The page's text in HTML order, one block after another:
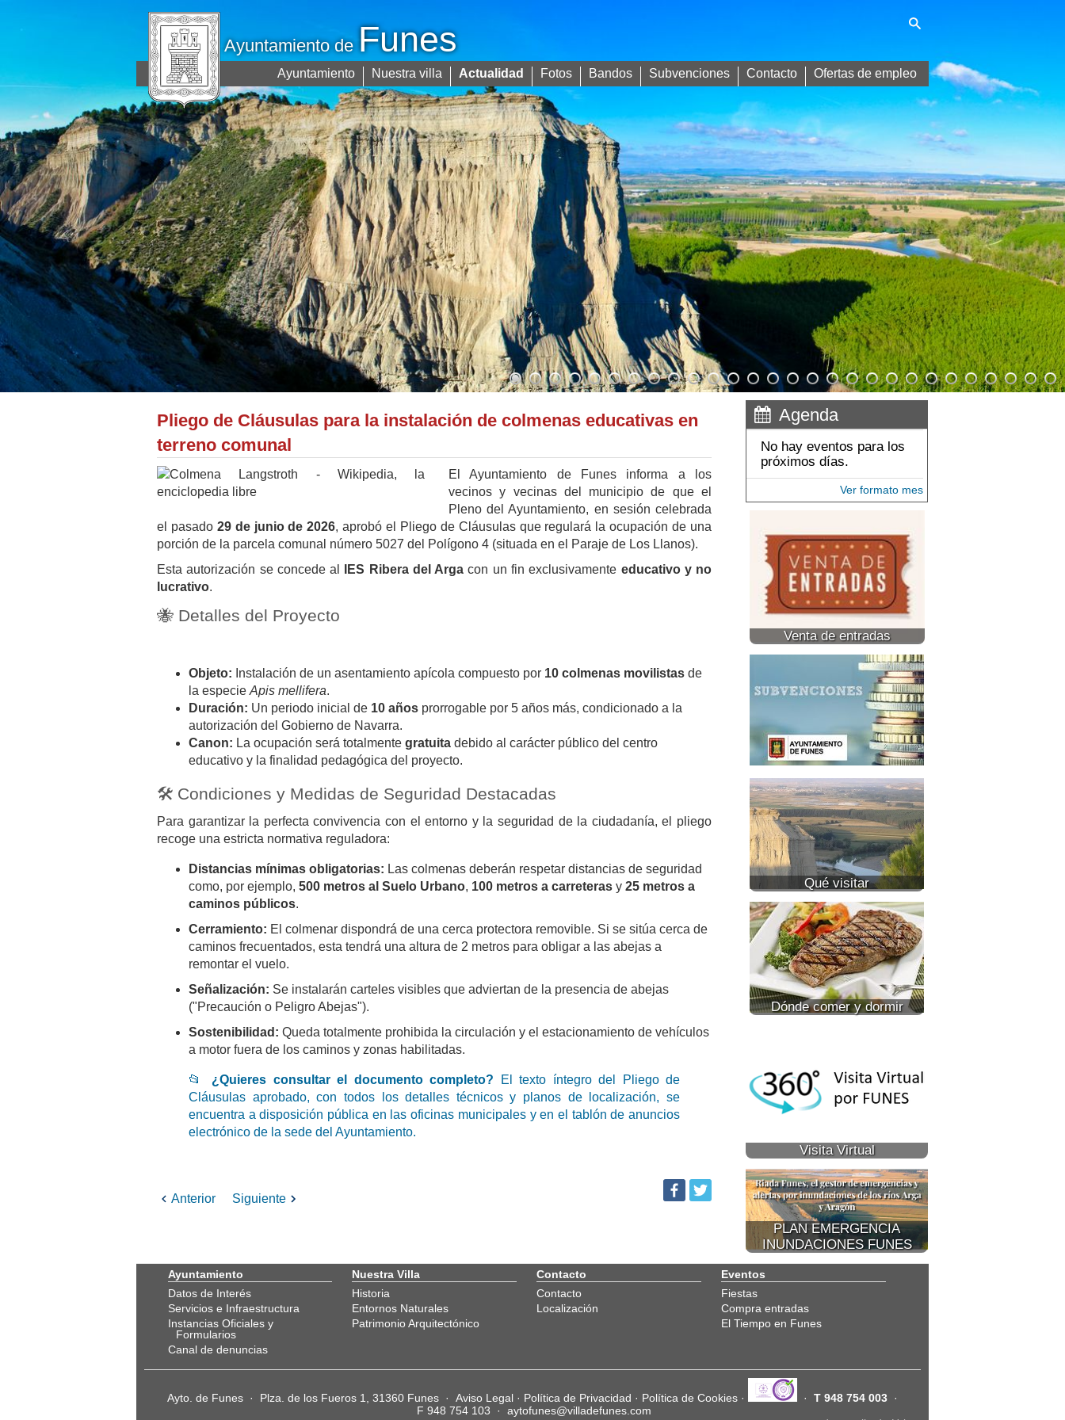
Ayuntamiento deFunes
Ayuntamiento Nuestra villa Actualidad Fotos Bandos Subvenciones Contacto Ofertas de empleo
Pliego de Cláusulas para la instalación de colmenas educativas en
terreno comunal
El Ayuntamiento de Funes informa a los
vecinos y vecinas del municipio de que el
Pleno del Ayuntamiento, en sesión celebrada
el pasado 29 de junio de 2026, aprobó el Pliego de Cláusulas que regulará la ocupación de una
porción de la parcela comunal número 5027 del Polígono 4 (situada en el Paraje de Los Llanos).
Esta autorización se concede al
IES Ribera del Arga con un fin exclusivamente educativo y no
lucrativo.
🐝 Detalles del Proyecto
Objeto: Instalación de un asentamiento apícola compuesto por 10 colmenas movilistas de
la especie Apis mellifera.
Duración: Un periodo inicial de 10 años prorrogable por 5 años más, condicionado a la
autorización del Gobierno de Navarra.
Canon: La ocupación será totalmente gratuita debido al carácter público del centro
educativo y la finalidad pedagógica del proyecto.
🛠️ Condiciones y Medidas de Seguridad Destacadas
Para garantizar la perfecta convivencia con el entorno y la seguridad de la ciudadanía, el pliego
recoge una estricta normativa reguladora:
Distancias mínimas obligatorias: Las colmenas deberán respetar distancias de seguridad
como, por ejemplo, 500 metros al Suelo Urbano, 100 metros a carreteras y 25 metros a
caminos públicos.
Cerramiento: El colmenar dispondrá de una cerca protectora removible. Si se sitúa cerca de
caminos frecuentados, esta tendrá una altura de 2 metros para obligar a las abejas a
remontar el vuelo.
Señalización: Se instalarán carteles visibles que adviertan de la presencia de abejas
("Precaución o Peligro Abejas").
Sostenibilidad: Queda totalmente prohibida la circulación y el estacionamiento de vehículos
a motor fuera de los caminos y zonas habilitadas.
📂 ¿Quieres consultar el documento completo? El texto íntegro del Pliego de
Cláusulas aprobado, con todos los detalles técnicos y planos de localización, se
encuentra a disposición pública en las oficinas municipales y en el tablón de anuncios
electrónico de la sede del Ayuntamiento.
Anterior Siguiente
Agenda
No hay eventos para los
próximos días.
Ver formato mes
Venta de entradas
Qué visitar
Dónde comer y dormir
Visita Virtual
PLAN EMERGENCIA
INUNDACIONES FUNES
Ayuntamiento
Datos de Interés
Servicios e Infraestructura
Instancias Oficiales y
Formularios
Canal de denuncias
Nuestra Villa
Historia
Entornos Naturales
Patrimonio Arquitectónico
Contacto
Contacto
Localización
Eventos
Fiestas
Compra entradas
El Tiempo en Funes
Ayto. de Funes · Plza. de los Fueros 1, 31360 Funes · Aviso Legal · Política de Privacidad · Política de Cookies · · T 948 754 003 ·
F 948 754 103 · aytofunes@villadefunes.com